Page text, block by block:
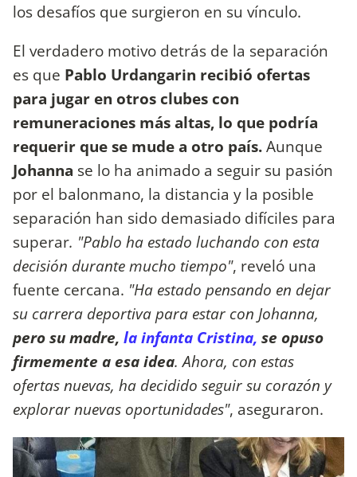
los desafíos que surgieron en su vínculo.
El verdadero motivo detrás de la separación
es que Pablo Urdangarin recibió ofertas
para jugar en otros clubes con
remuneraciones más altas, lo que podría
requerir que se mude a otro país.Aunque
Johanna se lo ha animado a seguir su pasión
por el balonmano, la distancia y la posible
separación han sido demasiado difíciles para
superar. "Pablo ha estado luchando con esta
decisión durante mucho tiempo", reveló una
fuente cercana. "Ha estado pensando en dejar
su carrera deportiva para estar con Johanna,
pero su madre, la infanta Cristina, se opuso
firmemente a esa idea. Ahora, con estas
ofertas nuevas, ha decidido seguir su corazón y
explorar nuevas oportunidades", aseguraron.